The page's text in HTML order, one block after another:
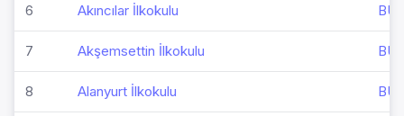
6 Akıncılar İlkokulu
7 Akşemsettin İlkokulu
8 Alanyurt İlkokulu